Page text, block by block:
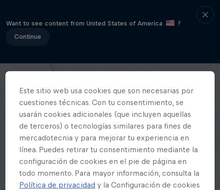
Want to see content from United States of America
?
Continue
Este sitio web usa cookies que son necesarias por
cuestiones técnicas. Con tu consentimiento, se
usarán cookies adicionales (que incluyen aquellas
de terceros) o tecnologías similares para fines de
mercadotecnia y para mejorar tu experiencia en
línea. Puedes retirar tu consentimiento mediante la
configuración de cookies en el pie de página en
todo momento. Para mayor información, consulta la
Política de privacidad y la Configuración de cookies